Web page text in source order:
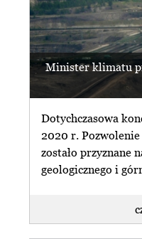
Rząd PiS w
kampanię
Zapłaciliśmy
W
czytaj
przeglądaj
subskrybuj
zrezygnuj z
czytaj
Minister klimatu
Dotychczasowa
2020 r.
zostało przyznane
geologicznego i